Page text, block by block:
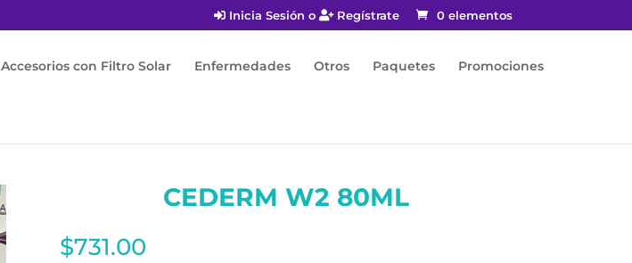
Inicia Sesión o Regístrate 0 elementos
Accesorios con Filtro Solar Enfermedades Otros Paquetes Promociones
CEDERM W2 80ML
$731.00